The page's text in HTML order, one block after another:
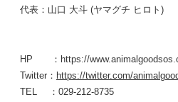
代表：山口 大斗 (ヤマグチ ヒロト)
HP ：https://
Twitter： https://twitter.com/
TEL ：029-212-8735